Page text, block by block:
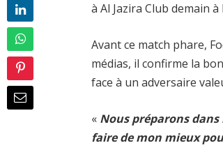
à Al Jazira Club demain à
Avant ce match phare,
médias, il confirme la
face à un adversaire
« Nous préparons
faire de mon mieux